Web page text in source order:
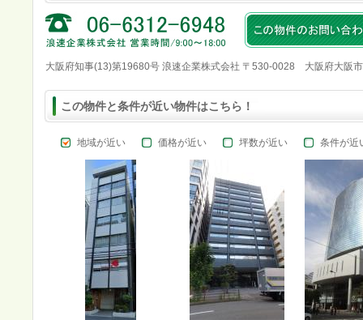
大阪府知事(13)第19680号 浪速企業株式会社 〒530-0028 大阪府大阪
この物件と条件が近い物件はこちら！
地域が近い 価格が近い 坪数が近い 条件が近